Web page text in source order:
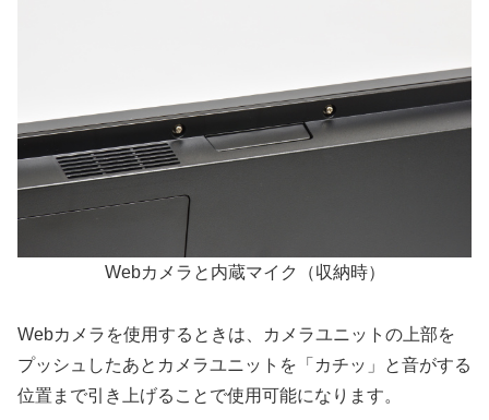
Webカメラと内蔵マイク（収納時）
Webカメラを使用するときは、カメラユニットの上部を
プッシュしたあとカメラユニットを「カチッ」と音がする
位置まで引き上げることで使用可能になります。